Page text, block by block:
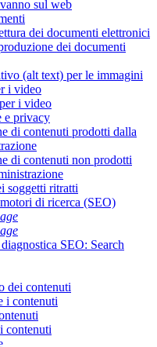
sul web
dei documenti elettronici
dei documenti
(alt text) per le immagini
i video
i video
e privacy
di contenuti prodotti dalla
di contenuti non prodotti
soggetti ritratti
di ricerca (SEO)
SEO: Search
dei contenuti
i contenuti
contenuti